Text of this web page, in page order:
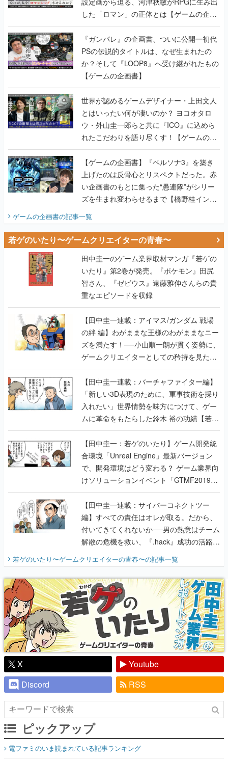
PSの伝説的タイトルは、なぜ生まれたの
か？そして『LOOP8』へ受け継がれたもの
【ゲームの企画書】
世界が認めるゲームデザイナー・上田文人
とはいったい何が凄いのか？ ヨコオタロ
ウ・外山圭一郎らと共に『ICO』に込めら
れたこだわりを語り尽くす！【ゲームの企
画書】
【ゲームの企画書】『ペルソナ3』を築き
上げたのは反骨心とリスペクトだった。赤
い企画書のもとに集った“愚連隊”がシリー
ズを生まれ変わらせるまで【橋野桂インタ
ビュー】
ゲームの企画書の記事一覧
若ゲのいたり〜ゲームクリエイターの青春〜
田中圭一のゲーム業界取材マンガ『若ゲの
いたり』第2巻が発売。『ポケモン』田尻
智さん、『ゼビウス』遠藤雅伸さんらの貴
重なエピソードを収録
【田中圭一連載：アイマス/ガンダム 戦場
の絆 編】わがままな王様のわがままなニー
ズを満たす！──小山順一朗が貫く姿勢に、
ゲームクリエイターとしての矜持を見た
【若ゲのいたり最終回】
【田中圭一連載：バーチャファイター編】
「新しい3D表現のために、軍事技術を採り
入れたい」世界情勢を味方につけて、ゲー
ムに革命をもたらした鈴木 裕の功績【若ゲ
のいたり】
【田中圭一：若ゲのいたり】ゲーム開発統
合環境「Unreal Engine」最新バージョン
で、開発環境はどう変わる？ ゲーム業界向
けソリューションイベント「GTMF2019」
に行って、より理解を深めよう【PR】
【田中圭一連載：サイバーコネクトツー
編】すべての責任はオレが取る。だから、
付いてきてくれないか──男の熱意はチーム
解散の危機を救い、『.hack』成功の活路を
開く。業界の快男児・松山 洋に流れる血は
『少年ジャンプ』色だった【若ゲのいた
り】
若ゲのいたり〜ゲームクリエイターの青春〜の記事一覧
X
Youtube
Discord
RSS
ピックアップ
電ファミのいま読まれている記事ランキング
アプリセール情報
インタビュー